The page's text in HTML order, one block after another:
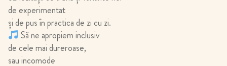
de experimentat
şi de pus în practica de zi cu zi.
Să ne apropiem inclusiv
de cele mai dureroase,
sau incomode